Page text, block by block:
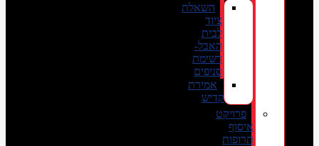
השאלת
ציוד
לבית
האבל-
רשימת
סניפים
אמירת
קדיש
פרויקט
איסוף
תרופות